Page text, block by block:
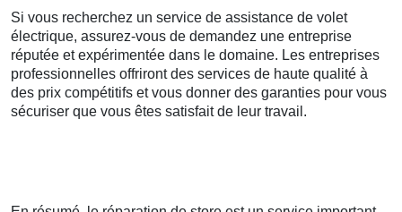
Si vous recherchez un service de assistance de volet
électrique, assurez-vous de demandez une entreprise
réputée et expérimentée dans le domaine. Les entreprises
professionnelles offriront des services de haute qualité à
des prix compétitifs et vous donner des garanties pour vous
sécuriser que vous êtes satisfait de leur travail.